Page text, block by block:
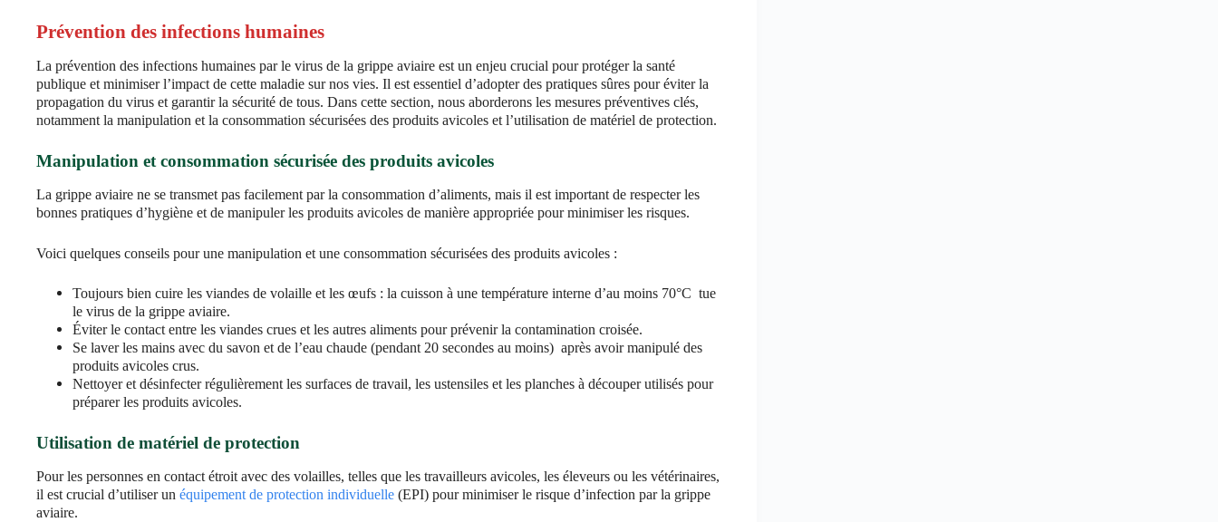
Prévention des infections humaines
La prévention des infections humaines par le virus de la grippe aviaire est un enjeu crucial pour protéger la santé
publique et minimiser l’impact de cette maladie sur nos vies. Il est essentiel d’adopter des pratiques sûres pour éviter la
propagation du virus et garantir la sécurité de tous. Dans cette section, nous aborderons les mesures préventives clés,
notamment la manipulation et la consommation sécurisées des produits avicoles et l’utilisation de matériel de protection.
Manipulation et consommation sécurisée des produits avicoles
La grippe aviaire ne se transmet pas facilement par la consommation d’aliments, mais il est important de respecter les
bonnes pratiques d’hygiène et de manipuler les produits avicoles de manière appropriée pour minimiser les risques.
Voici quelques conseils pour une manipulation et une consommation sécurisées des produits avicoles :
Toujours bien cuire les viandes de volaille et les œufs : la cuisson à une température interne d’au moins 70°C tue
le virus de la grippe aviaire.
Éviter le contact entre les viandes crues et les autres aliments pour prévenir la contamination croisée.
Se laver les mains avec du savon et de l’eau chaude (pendant 20 secondes au moins) après avoir manipulé des
produits avicoles crus.
Nettoyer et désinfecter régulièrement les surfaces de travail, les ustensiles et les planches à découper utilisés pour
préparer les produits avicoles.
Utilisation de matériel de protection
Pour les personnes en contact étroit avec des volailles, telles que les travailleurs avicoles, les éleveurs ou les vétérinaires,
il est crucial d’utiliser un équipement de protection individuelle (EPI) pour minimiser le risque d’infection par la grippe
aviaire.